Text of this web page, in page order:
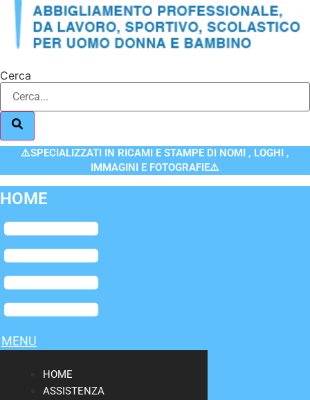
Cerca
⚠️SPECIALIZZATI IN RICAMI E STAMPE DI NOMI , LOGHI ,
IMMAGINI E FOTOGRAFIE⚠️
HOME
Flyout
Menu
MENU
HOME
ASSISTENZA